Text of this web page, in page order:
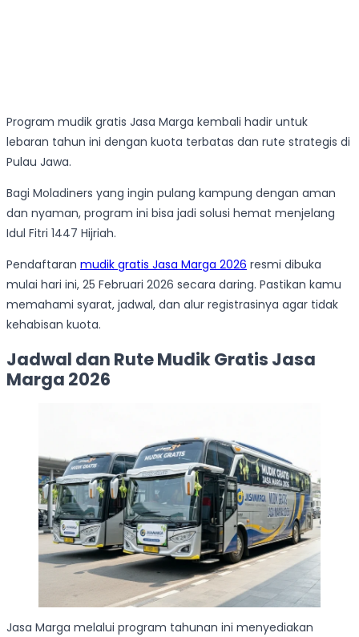
Program mudik gratis Jasa Marga kembali hadir untuk
lebaran tahun ini dengan kuota terbatas dan rute strategis di
Pulau Jawa.
Bagi Moladiners yang ingin pulang kampung dengan aman
dan nyaman, program ini bisa jadi solusi hemat menjelang
Idul Fitri 1447 Hijriah.
Pendaftaran mudik gratis Jasa Marga 2026 resmi dibuka
mulai hari ini, 25 Februari 2026 secara daring. Pastikan kamu
memahami syarat, jadwal, dan alur registrasinya agar tidak
kehabisan kuota.
Jadwal dan Rute Mudik Gratis Jasa
Marga 2026
Jasa Marga melalui program tahunan ini menyediakan